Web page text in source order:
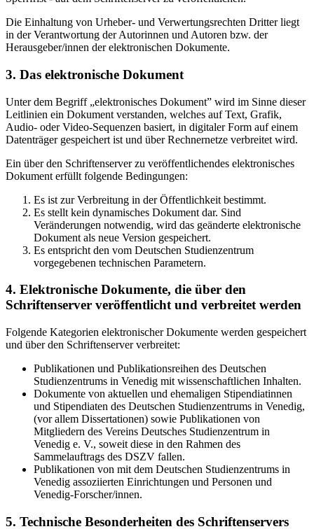
Die Einhaltung von Urheber- und Verwertungsrechten Dritter liegt
in der Verantwortung der Autorinnen und Autoren bzw. der
Herausgeber/innen der elektronischen Dokumente.
3. Das elektronische Dokument
Unter dem Begriff „elektronisches Dokument” wird im Sinne dieser
Leitlinien ein Dokument verstanden, welches auf Text, Grafik,
Audio- oder Video-Sequenzen basiert, in digitaler Form auf einem
Datenträger gespeichert ist und über Rechnernetze verbreitet wird.
Ein über den Schriftenserver zu veröffentlichendes elektronisches
Dokument erfüllt folgende Bedingungen:
Es ist zur Verbreitung in der Öffentlichkeit bestimmt.
Es stellt kein dynamisches Dokument dar. Sind
Veränderungen notwendig, wird das geänderte elektronische
Dokument als neue Version gespeichert.
Es entspricht den vom Deutschen Studienzentrum
vorgegebenen technischen Parametern.
4. Elektronische Dokumente, die über den
Schriftenserver veröffentlicht und verbreitet werden
Folgende Kategorien elektronischer Dokumente werden gespeichert
und über den Schriftenserver verbreitet:
Publikationen und Publikationsreihen des Deutschen
Studienzentrums in Venedig mit wissenschaftlichen Inhalten.
Dokumente von aktuellen und ehemaligen Stipendiatinnen
und Stipendiaten des Deutschen Studienzentrums in Venedig,
(vor allem Dissertationen) sowie Publikationen von
Mitgliedern des Vereins Deutsches Studienzentrum in
Venedig e. V., soweit diese in den Rahmen des
Sammelauftrags des DSZV fallen.
Publikationen von mit dem Deutschen Studienzentrums in
Venedig assoziierten Einrichtungen und Personen und
Venedig-Forscher/innen.
5. Technische Besonderheiten des Schriftenservers